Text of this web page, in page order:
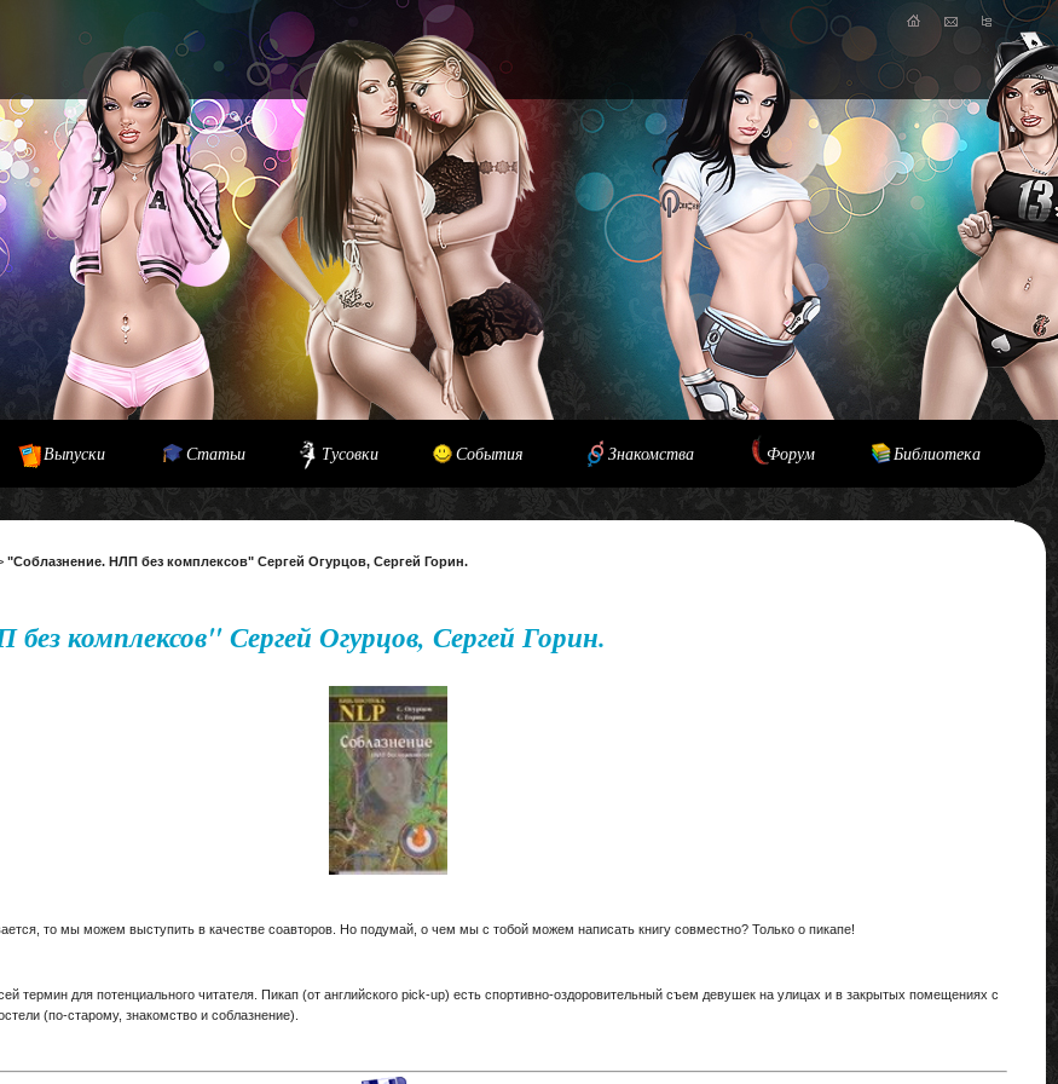
Выпуски Статьи Тусовки События Знакомства Форум Библиотека
"Соблазнение. НЛП без комплексов" Сергей Огурцов, Сергей Горин.
комплексов" Сергей Огурцов, Сергей Горин.
то мы можем выступить в качестве соавторов. Но подумай, о чем мы с тобой можем написать книгу совместно? Только о пикапе!
термин для потенциального читателя. Пикап (от английского pick-up) есть спортивно-оздоровительный съем девушек на улицах и в закрытых помещениях с
(по-старому, знакомство и соблазнение).